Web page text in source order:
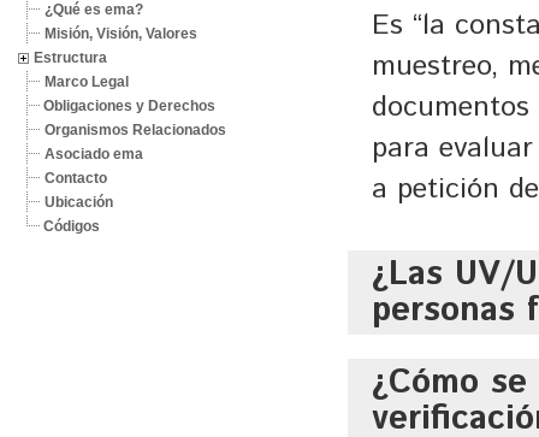
Es “la
muestreo,
para
a petición
¿Las UV/
personas
Si, con base en el
de la entrada en
¿Cómo
¿Qué es ema?
Misión, Visión, Valores
Estructura
Marco Legal
Obligaciones y Derechos
Organismos Relacionados
Asociado ema
Contacto
Ubicación
Códigos